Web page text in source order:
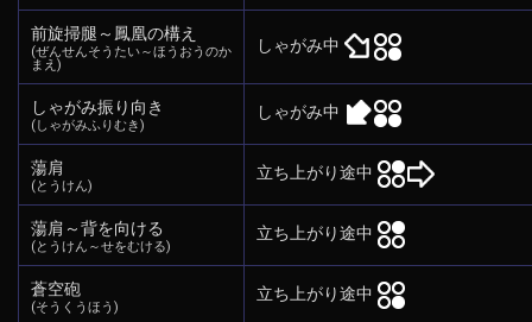
前旋掃腿～鳳凰の構え
(ぜんせんそうたい～ほうおうのか
まえ)
しゃがみ中
しゃがみ振り向き
(しゃがみふりむき)
しゃがみ中
蕩肩
(とうけん)
立ち上がり途中
蕩肩～背を向ける
(とうけん～せをむける)
立ち上がり途中
蒼空砲
(そうくうほう)
立ち上がり途中